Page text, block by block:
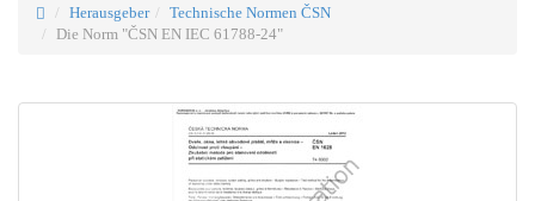
Herausgeber
Technische Normen ČSN
Die Norm "ČSN EN IEC 61788-24"